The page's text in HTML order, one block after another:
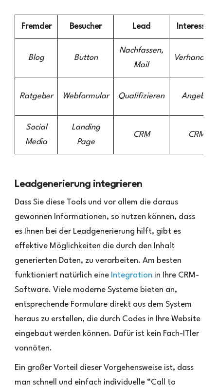
Fremder Besucher Lead Interessent
Blog Button
Nachfassen,
Mail
Ratgeber Webformular Qualifizieren Angebot
Social
Media
Landing
Page
CRM CRM
Leadgenerierung integrieren
Dass Sie diese Tools und vor allem die daraus
gewonnen Informationen, so nutzen können, dass
es Ihnen bei der Leadgenerierung hilft, gibt es
effektive Möglichkeiten die durch den Inhalt
generierten Daten, zu verarbeiten. Am besten
funktioniert natürlich eine Integration in Ihre CRM-
Software. Viele moderne Systeme bieten an,
entsprechende Formulare direkt aus dem System
heraus zu erstellen, die durch Codes in Ihre Website
eingebaut werden können. Dafür ist kein Fach-ITler
vonnöten.
Ein großer Vorteil dieser Vorgehensweise ist, dass
man schnell und einfach individuelle “Call to